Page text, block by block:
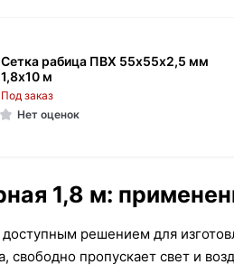
Сетка рабица ПВХ 55х55х2,5 мм
1,8х10 м
Под заказ
Нет оценок
1,8 м:
решением для
свободно пропускает свет и